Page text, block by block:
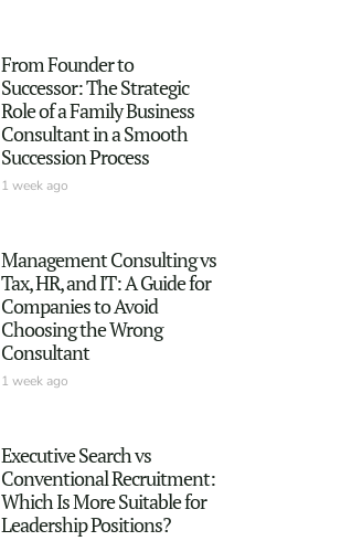
From Founder to
Successor: The Strategic
Role of a Family Business
Consultant in a Smooth
Succession Process
1 week ago
Management Consulting vs
Tax, HR, and IT: A Guide for
Companies to Avoid
Choosing the Wrong
Consultant
1 week ago
Executive Search vs
Conventional Recruitment:
Which Is More Suitable for
Leadership Positions?